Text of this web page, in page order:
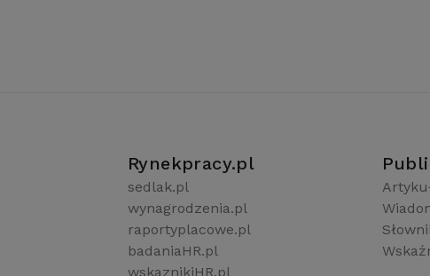
Rynekpracy.pl
sedlak.pl
wynagrodzenia.pl
raportyplacowe.pl
badaniaHR.pl
wskaznikiHR.pl